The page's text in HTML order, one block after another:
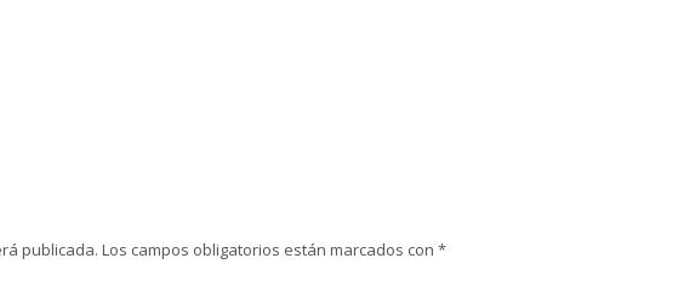
publicada. Los campos obligatorios están marcados con *